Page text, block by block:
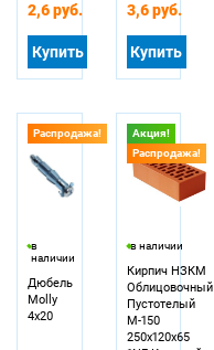
2,6 руб.
Купить
3,6 руб.
Купить
Распродажа!
в
наличии
Дюбель
Molly
4х20
Акция!
Распродажа!
в наличии
Кирпич НЗКМ
Облицовочный
Пустотелый
М-150
250х120х65